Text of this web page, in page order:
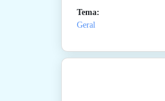
Tema:
Geral